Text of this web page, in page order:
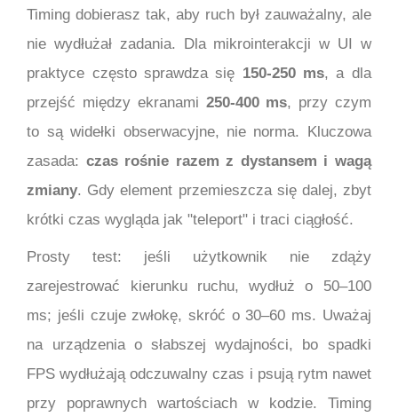
Timing dobierasz tak, aby ruch był zauważalny, ale
nie wydłużał zadania. Dla mikrointerakcji w UI w
praktyce często sprawdza się 150-250 ms, a dla
przejść między ekranami 250-400 ms, przy czym
to są widełki obserwacyjne, nie norma. Kluczowa
zasada: czas rośnie razem z dystansem i wagą
zmiany. Gdy element przemieszcza się dalej, zbyt
krótki czas wygląda jak "teleport" i traci ciągłość.
Prosty test: jeśli użytkownik nie zdąży
zarejestrować kierunku ruchu, wydłuż o 50–100
ms; jeśli czuje zwłokę, skróć o 30–60 ms. Uważaj
na urządzenia o słabszej wydajności, bo spadki
FPS wydłużają odczuwalny czas i psują rytm nawet
przy poprawnych wartościach w kodzie. Timing